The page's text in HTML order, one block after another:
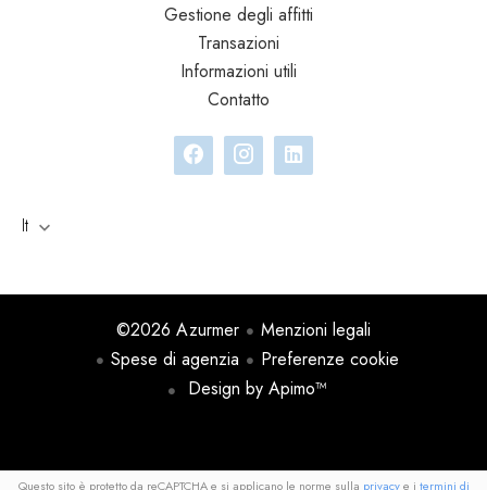
Gestione degli affitti
Transazioni
Informazioni utili
Contatto
It
©2026 Azurmer
Menzioni legali
Spese di agenzia
Preferenze cookie
Design by Apimo™
Questo sito è protetto da reCAPTCHA e si applicano le norme sulla privacye i termini di